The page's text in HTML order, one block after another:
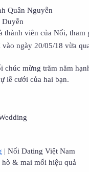
Quân Nguyễn
Duyễn
thành viên của Nối,
vào ngày 20/05/18 vừa
chúc mừng trăm năm
lễ cưới của hai bạn.
| Nối Dating Việt Nam
& mai mối hiệu quả